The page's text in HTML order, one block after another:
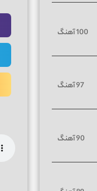
100 آهنگ
97 آهنگ
90 آهنگ